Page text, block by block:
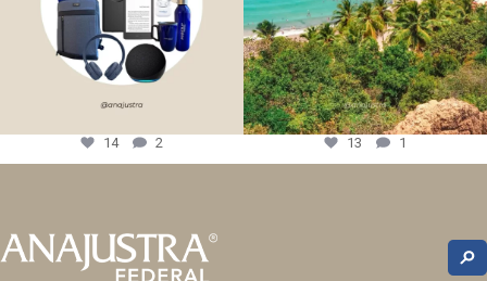
14 2 13 1